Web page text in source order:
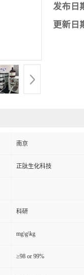
发布日
更新日
南京
正肽生化科技
科研
mg\g\kg
≥98 or 99%